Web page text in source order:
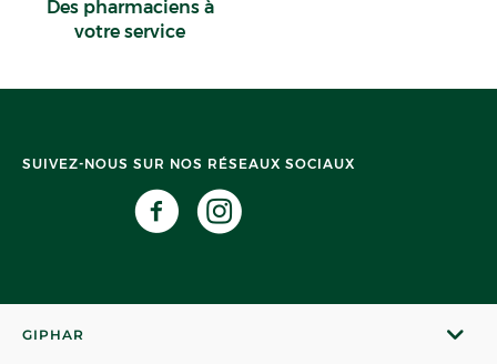
Des pharmaciens à
votre service
SUIVEZ-NOUS SUR NOS RÉSEAUX SOCIAUX
GIPHAR